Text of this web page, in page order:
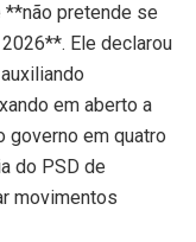
**não pretende se
Ele declarou
em aberto a
governo em quatro
do PSD de
movimentos